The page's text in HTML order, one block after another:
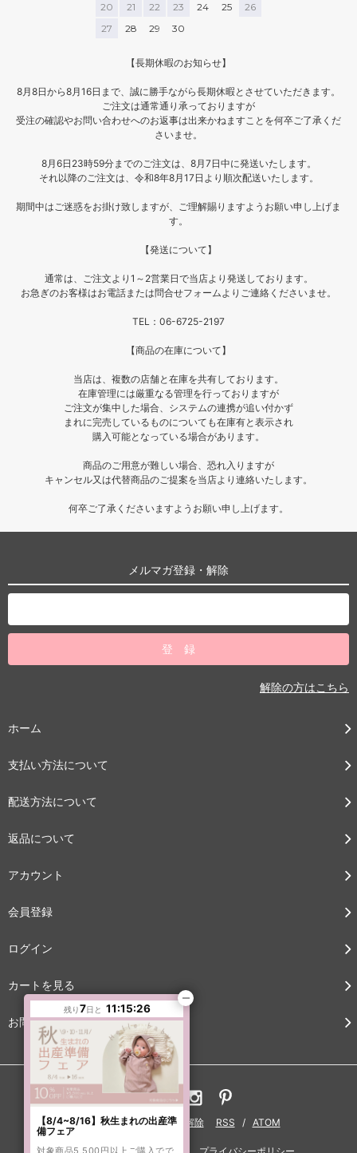
20
21 22 23 24 25
26
27
28 29 30
【長期休暇のお知らせ】
8月8日から8月16日まで、誠に勝手ながら長期休暇とさせていただきます。
ご注文は通常通り承っておりますが
受注の確認やお問い合わせへのお返事は出来かねますことを何卒ご了承くだ
さいませ。
8月6日23時59分までのご注文は、8月7日中に発送いたします。
それ以降のご注文は、令和8年8月17日より順次配送いたします。
期間中はご迷惑をお掛け致しますが、ご理解賜りますようお願い申し上げま
す。
【発送について】
通常は、ご注文より1～2営業日で当店より発送しております。
お急ぎのお客様はお電話または問合せフォームよりご連絡くださいませ。
TEL：06-6725-2197
【商品の在庫について】
当店は、複数の店舗と在庫を共有しております。
在庫管理には厳重なる管理を行っておりますが
ご注文が集中した場合、システムの連携が追い付かず
まれに完売しているものについても在庫有と表示され
購入可能となっている場合があります。
商品のご用意が難しい場合、恐れ入りますが
キャンセル又は代替商品のご提案を当店より連絡いたします。
何卒ご了承くださいますようお願い申し上げます。
メルマガ登録・解除
解除の方はこちら
ホーム
支払い方法について
配送方法について
返品について
アカウント
会員登録
ログイン
カートを見る
お問い合わせ
ブログ メルマガ登録・解除 RSS / ATOM
残り7日と 11:15:25
【8/4~8/16】秋生まれの出産準
備フェア
対象商品5,500円以上ご購入でで